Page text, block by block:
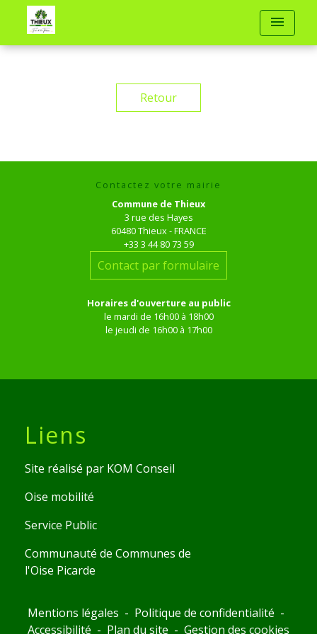
menu
Retour
Contactez votre mairie
Commune de Thieux
3 rue des Hayes
60480 Thieux - FRANCE
+33 3 44 80 73 59
Contact par formulaire
Horaires d'ouverture au public
le mardi de 16h00 à 18h00
le jeudi de 16h00 à 17h00
Liens
Site réalisé par KOM Conseil
Oise mobilité
Service Public
Communauté de Communes de
l'Oise Picarde
Mentions légales - Politique de confidentialité -
Accessibilité - Plan du site - Gestion des cookies